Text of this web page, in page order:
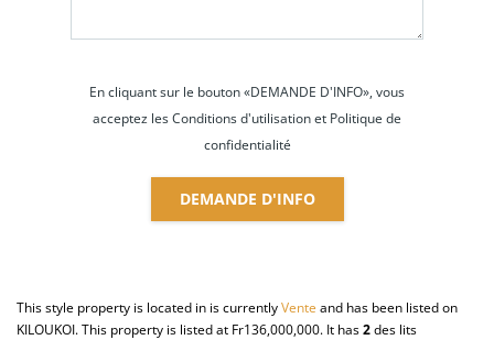
En cliquant sur le bouton «DEMANDE D'INFO», vous
acceptez les Conditions d'utilisation et Politique de
confidentialité
DEMANDE D'INFO
This style property is located in is currentlyVente and has been listed on
KILOUKOI. This property is listed at Fr136,000,000. It has2des lits